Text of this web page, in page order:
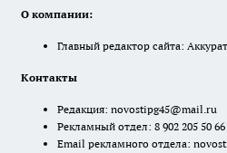
О компании:
Главный редактор сайта:
Контакты
Редакция: novostipg45@mail.ru
Рекламный отдел: 8 902 205 50 66
Email рекламного отдела: